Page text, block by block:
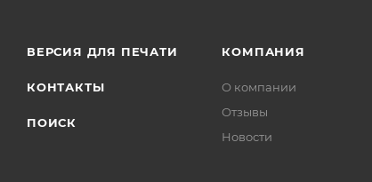
ВЕРСИЯ ДЛЯ ПЕЧАТИ
КОНТАКТЫ
ПОИСК
КОМПАНИЯ
О компании
Отзывы
Новости